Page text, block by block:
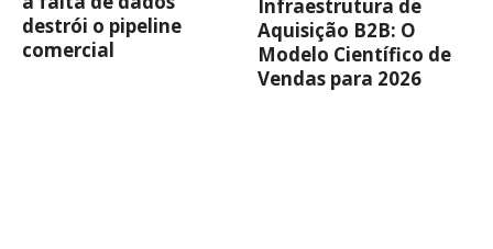
destrói o pipeline
comercial
Infraestrutura de
Aquisição B2B: O
Modelo Científico de
Vendas para 2026